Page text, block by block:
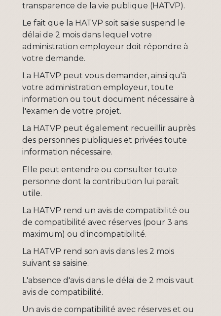
transparence de la vie publique (HATVP).
Le fait que la HATVP soit saisie suspend le
délai de 2 mois dans lequel votre
administration employeur doit répondre à
votre demande.
La HATVP peut vous demander, ainsi qu'à
votre administration employeur, toute
information ou tout document nécessaire à
l'examen de votre projet.
La HATVP peut également recueillir auprès
des personnes publiques et privées toute
information nécessaire.
Elle peut entendre ou consulter toute
personne dont la contribution lui paraît
utile.
La HATVP rend un avis de compatibilité ou
de compatibilité avec réserves (pour 3 ans
maximum) ou d'incompatibilité.
La HATVP rend son avis dans les 2 mois
suivant sa saisine.
L'absence d'avis dans le délai de 2 mois vaut
avis de compatibilité.
Un avis de compatibilité avec réserves et ou